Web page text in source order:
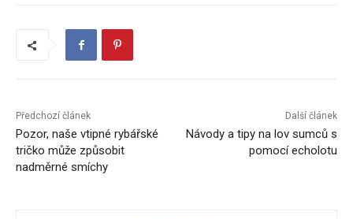
Předchozí článek
Pozor, naše vtipné rybářské
tričko může způsobit
nadměrné smíchy
Další článek
Návody a tipy na lov sumců s
pomocí echolotu